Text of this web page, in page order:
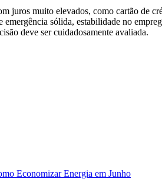
juros muito elevados, como cartão de
sólida, estabilidade no
deve ser cuidadosamente avaliada.
Economizar Energia em Junho